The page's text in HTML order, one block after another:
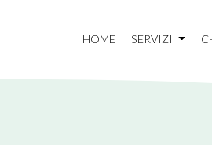
HOME SERVIZI